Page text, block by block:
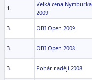
1.
Velká cena Nymburka
2009
3. OBI Open 2009
3. OBI Open 2008
3. Pohár nadějí 2008